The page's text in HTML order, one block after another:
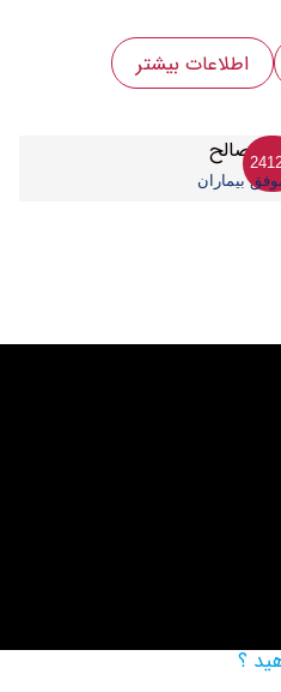
بیشتر